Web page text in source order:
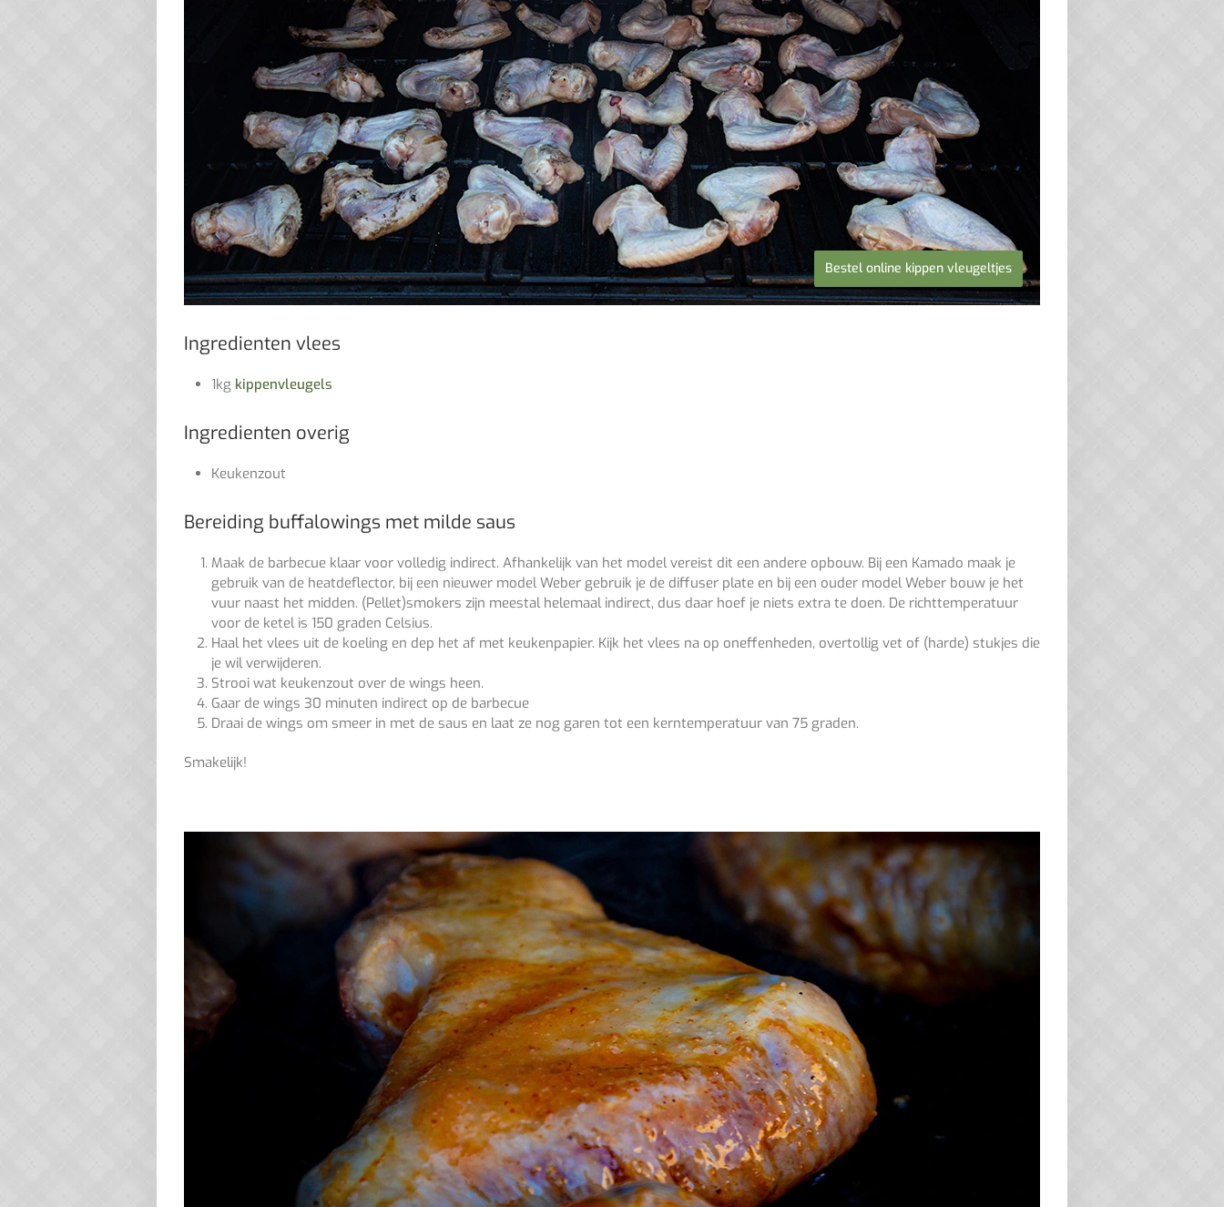
Bestel online kippen vleugeltjes
Ingredienten vlees
1kg kippenvleugels
Ingredienten overig
Keukenzout
Bereiding buffalowings met milde saus
Maak de barbecue klaar voor volledig indirect. Afhankelijk van het model vereist dit een andere opbouw. Bij een Kamado maak je
gebruik van de heatdeflector, bij een nieuwer model Weber gebruik je de diffuser plate en bij een ouder model Weber bouw je het
vuur naast het midden. (Pellet)smokers zijn meestal helemaal indirect, dus daar hoef je niets extra te doen. De richttemperatuur
voor de ketel is 150 graden Celsius.
Haal het vlees uit de koeling en dep het af met keukenpapier. Kijk het vlees na op oneffenheden, overtollig vet of (harde) stukjes die
je wil verwijderen.
Strooi wat keukenzout over de wings heen.
Gaar de wings 30 minuten indirect op de barbecue
Draai de wings om smeer in met de saus en laat ze nog garen tot een kerntemperatuur van 75 graden.
Smakelijk!